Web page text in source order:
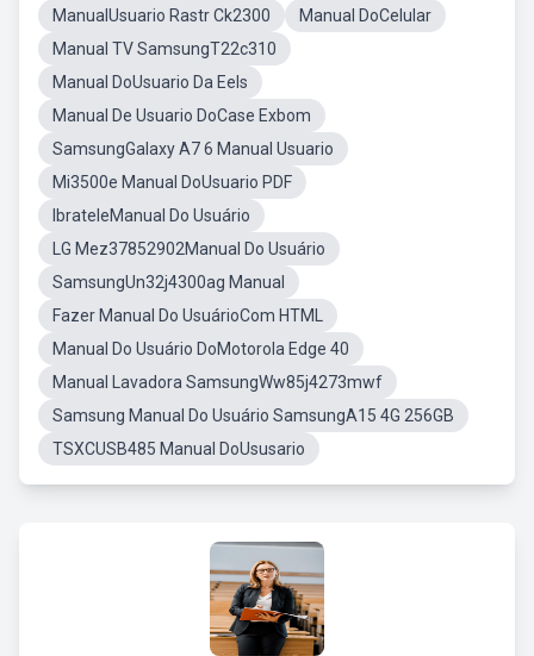
ManualUsuario Rastr Ck2300
Manual DoCelular
Manual TV SamsungT22c310
Manual DoUsuario Da Eels
Manual De Usuario DoCase Exbom
SamsungGalaxy A7 6 Manual Usuario
Mi3500e Manual DoUsuario PDF
IbrateleManual Do Usuário
LG Mez37852902Manual Do Usuário
SamsungUn32j4300ag Manual
Fazer Manual Do UsuárioCom HTML
Manual Do Usuário DoMotorola Edge 40
Manual Lavadora SamsungWw85j4273mwf
Samsung Manual Do Usuário SamsungA15 4G 256GB
TSXCUSB485 Manual DoUsusario